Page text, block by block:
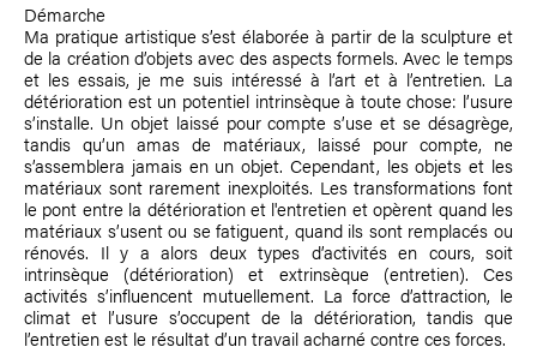
Démarche
Ma pratique artistique s’est élaborée à partir de la sculpture et
de la création d’objets avec des aspects formels. Avec le temps
et les essais, je me suis intéressé à l’art et à l’entretien. La
détérioration est un potentiel intrinsèque à toute chose: l’usure
s’installe. Un objet laissé pour compte s’use et se désagrège,
tandis qu’un amas de matériaux, laissé pour compte, ne
s’assemblera jamais en un objet. Cependant, les objets et les
matériaux sont rarement inexploités. Les transformations font
le pont entre la détérioration et l'entretien et opèrent quand les
matériaux s’usent ou se fatiguent, quand ils sont remplacés ou
rénovés. Il y a alors deux types d’activités en cours, soit
intrinsèque (détérioration) et extrinsèque (entretien). Ces
activités s’influencent mutuellement. La force d’attraction, le
climat et l’usure s’occupent de la détérioration, tandis que
l’entretien est le résultat d’un travail acharné contre ces forces.